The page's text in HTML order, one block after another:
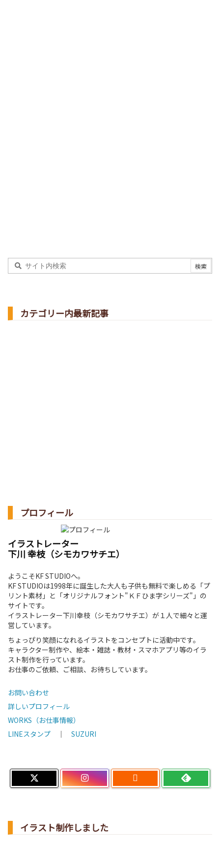
カテゴリー内最新記事
プロフィール
イラストレーター
下川 幸枝（シモカワサチエ）
ようこそKF STUDIOへ。
KF STUDIOは1998年に誕生した大人も子供も無料で楽しめる「プ
リント素材」と「オリジナルフォント"ＫＦひま字シリーズ"」の
サイトです。
イラストレーター下川幸枝（シモカワサチエ）が１人で細々と運
営しています。
ちょっぴり笑顔になれるイラストをコンセプトに活動中です。
キャラクター制作や、絵本・雑誌・教材・スマホアプリ等のイラ
スト制作を行っています。
お仕事のご依頼、ご相談、お待ちしています。
お問い合わせ
詳しいプロフィール
WORKS（お仕事情報）
LINEスタンプ ｜ SUZURI

イラスト制作しました